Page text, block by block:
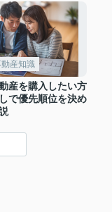
産知識
産を購入したい方
で優先順位を決め